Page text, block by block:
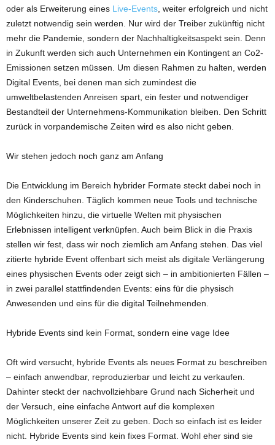
oder als Erweiterung eines Live-Events , weiter erfolgreich und nicht
zuletzt notwendig sein werden. Nur wird der Treiber zukünftig nicht
mehr die Pandemie, sondern der Nachhaltigkeitsaspekt sein. Denn
in Zukunft werden sich auch Unternehmen ein Kontingent an Co2-
Emissionen setzen müssen. Um diesen Rahmen zu halten, werden
Digital Events, bei denen man sich zumindest die
umweltbelastenden Anreisen spart, ein fester und notwendiger
Bestandteil der Unternehmens-Kommunikation bleiben. Den Schritt
zurück in vorpandemische Zeiten wird es also nicht geben.
Wir stehen jedoch noch ganz am Anfang
Die Entwicklung im Bereich hybrider Formate steckt dabei noch in
den Kinderschuhen. Täglich kommen neue Tools und technische
Möglichkeiten hinzu, die virtuelle Welten mit physischen
Erlebnissen intelligent verknüpfen. Auch beim Blick in die Praxis
stellen wir fest, dass wir noch ziemlich am Anfang stehen. Das viel
zitierte hybride Event offenbart sich meist als digitale Verlängerung
eines physischen Events oder zeigt sich – in ambitionierten Fällen –
in zwei parallel stattfindenden Events: eins für die physisch
Anwesenden und eins für die digital Teilnehmenden.
Hybride Events sind kein Format, sondern eine vage Idee
Oft wird versucht, hybride Events als neues Format zu beschreiben
– einfach anwendbar, reproduzierbar und leicht zu verkaufen.
Dahinter steckt der nachvollziehbare Grund nach Sicherheit und
der Versuch, eine einfache Antwort auf die komplexen
Möglichkeiten unserer Zeit zu geben. Doch so einfach ist es leider
nicht. Hybride Events sind kein fixes Format. Wohl eher sind sie